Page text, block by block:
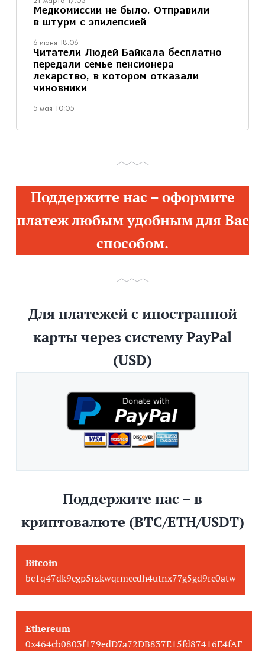
Медкомиссии не было. Отправили
в штурм с эпилепсией
6 июня 18:06
Читатели Людей Байкала бесплатно
передали семье пенсионера
лекарство, в котором отказали
чиновники
5 мая 10:05
Поддержите нас – оформите
платеж любым удобным для Вас
способом.
Для платежей с иностранной
карты через систему PayPal
(USD)
Поддержите нас – в
криптовалюте (BTC/ETH/USDT)
Bitcoin
bc1q47dk9cgp5rzkwqrmccdh4utnx77g5gd9rc0atw
Ethereum
0x464cb0803f179edD7a72DB837E15fd87416E4fAF